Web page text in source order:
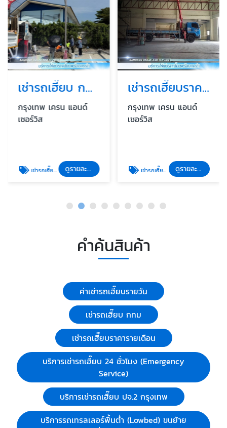
เช่ารถเฮี๊ยบ กทม
กรุงเทพ เครน แอนด์
เซอร์วิส
เช่ารถเฮี๊ยบ กทม ดูรายละเอียด
เช่ารถเฮี๊ยบราคารายเดือน
กรุงเทพ เครน แอนด์
เซอร์วิส
เช่ารถเฮี๊ยบราคารายเดือน ดูรายละเอียด
คำค้นสินค้า
ค่าเช่ารถเฮี๊ยบรายวัน
เช่ารถเฮี๊ยบ กทม
เช่ารถเฮี๊ยบราคารายเดือน
บริการเช่ารถเฮี๊ยบ 24 ชั่วโมง (Emergency
Service)
บริการเช่ารถเฮี๊ยบ ปจ.2 กรุงเทพ
บริการรถเทรลเลอร์พื้นต่ำ (Lowbed) ขนย้าย